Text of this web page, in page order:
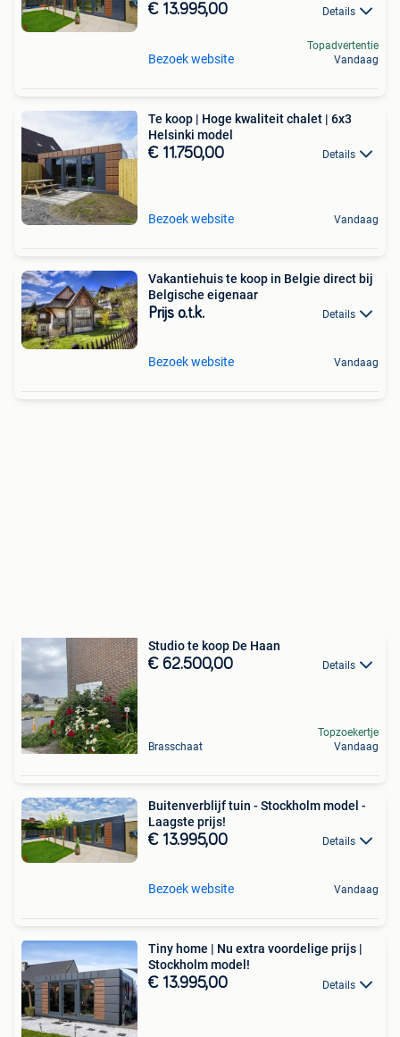
€ 13.995,00 Details
Bezoek website
Topadvertentie
Vandaag
Te koop | Hoge kwaliteit chalet | 6x3
Helsinki model
€ 11.750,00 Details
Bezoek website Vandaag
Vakantiehuis te koop in Belgie direct bij
Belgische eigenaar
Prijs o.t.k. Details
Bezoek website Vandaag
Studio te koop De Haan
€ 62.500,00 Details
Brasschaat
Topzoekertje
Vandaag
Buitenverblijf tuin - Stockholm model -
Laagste prijs!
€ 13.995,00 Details
Bezoek website Vandaag
Tiny home | Nu extra voordelige prijs |
Stockholm model!
€ 13.995,00 Details